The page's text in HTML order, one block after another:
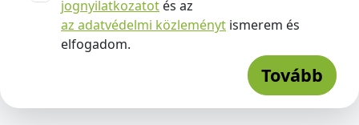
jognyilatkozatot és az
az adatvédelmi közleményt ismerem és
elfogadom.
Tovább